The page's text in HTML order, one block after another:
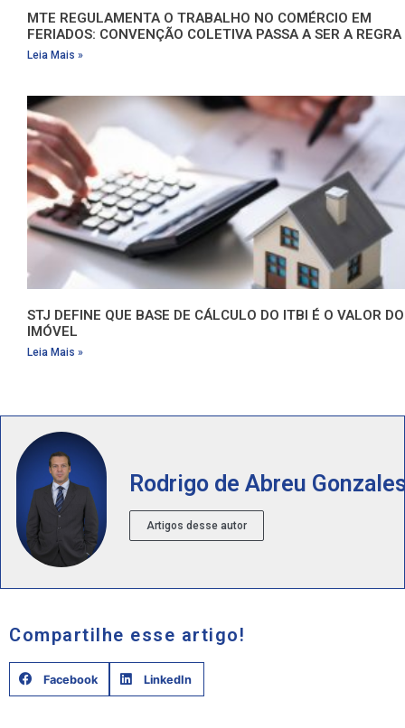
MTE REGULAMENTA O TRABALHO NO COMÉRCIO EM
FERIADOS: CONVENÇÃO COLETIVA PASSA A SER A REGRA
Leia Mais »
STJ DEFINE QUE BASE DE CÁLCULO DO ITBI É O VALOR DO
IMÓVEL
Leia Mais »
Rodrigo de Abreu
Artigos desse autor
Compartilhe esse artigo!
Facebook LinkedIn